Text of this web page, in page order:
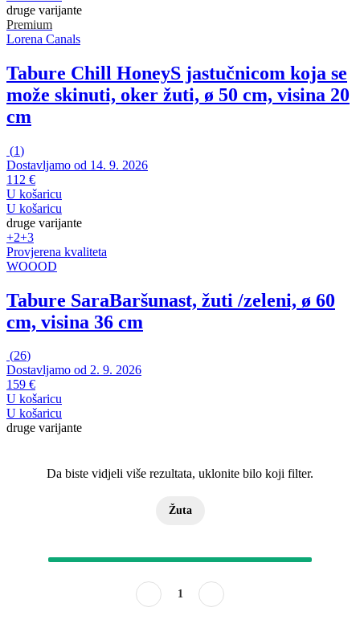
druge varijante
Premium
Lorena Canals
Tabure Chill HoneyS jastučnicom koja se
može skinuti, oker žuti, ø 50 cm, visina 20
cm
(1)
Dostavljamo od 14. 9. 2026
112 €
U košaricu
U košaricu
druge varijante
+2+3
Provjerena kvaliteta
WOOOD
Tabure SaraBaršunast, žuti /zeleni, ø 60
cm, visina 36 cm
(26)
Dostavljamo od 2. 9. 2026
159 €
U košaricu
U košaricu
druge varijante
Da biste vidjeli više rezultata, uklonite bilo koji filter.
Žuta
1